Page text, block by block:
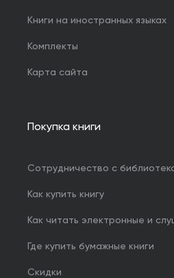
Книги на иностранных языках
Комплекты
Карта сайта
Покупка книги
Сотрудничество с
Как купить книгу
Как читать электронные и
Где купить бумажные книги
Скидки